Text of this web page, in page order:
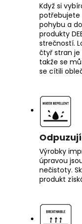
Když si
potřebujete
pohybu a
produkty
strečností.
čtyř stran je
takže se
se cítili
Výrobky
úpravou
nečistoty.
produkt